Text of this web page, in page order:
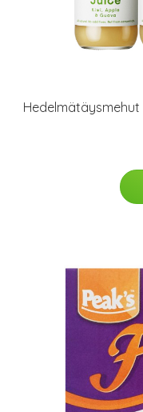
Hedelmätäysmehut